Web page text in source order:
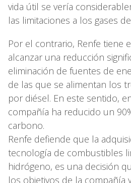
vida útil se vería
las limitaciones a los gases
Por el contrario, Renfe tiene
alcanzar una reducción
eliminación de fuentes de
de las que se alimentan los
por diésel. En este sentido,
compañía ha reducido un
carbono.
Renfe defiende que la
tecnología de combustibles
hidrógeno, es una decisión
los objetivos de la compañía